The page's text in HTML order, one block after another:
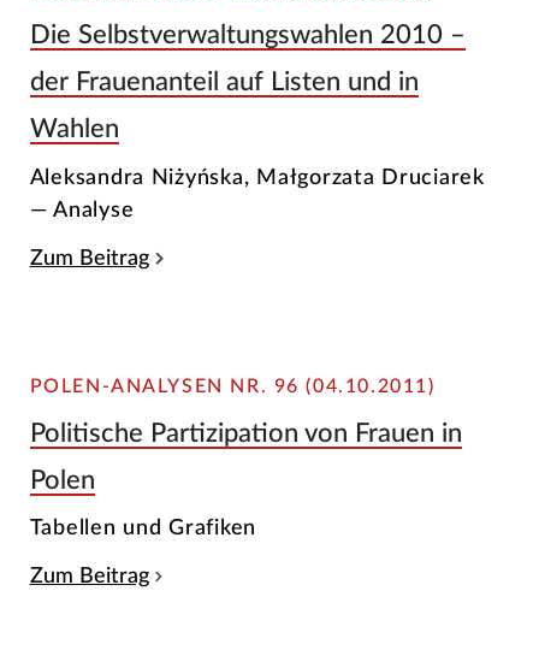
Die Selbstverwaltungswahlen 2010 –
der Frauenanteil auf Listen und in
Wahlen
Aleksandra Niżyńska, Małgorzata Druciarek
— Analyse
Zum Beitrag
POLEN-ANALYSEN NR. 96 (04.10.2011)
Politische Partizipation von Frauen in
Polen
Tabellen und Grafiken
Zum Beitrag